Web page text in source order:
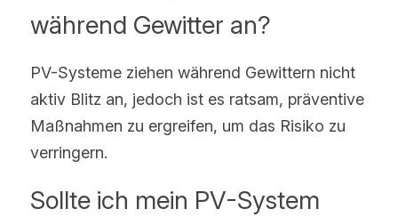
während Gewitter an?
PV-Systeme ziehen während Gewittern nicht
aktiv Blitz an, jedoch ist es ratsam, präventive
Maßnahmen zu ergreifen, um das Risiko zu
verringern.
Sollte ich mein PV-System